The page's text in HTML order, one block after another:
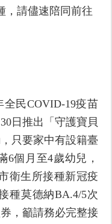
，請儘速陪同前往
全民COVID-19疫苗
30 日推出「守護寶貝
只要家中有設籍臺
6個月至4歲幼兒，
衛生所接種新冠疫
種莫德納BA.4/5次
，籲請務必完整接